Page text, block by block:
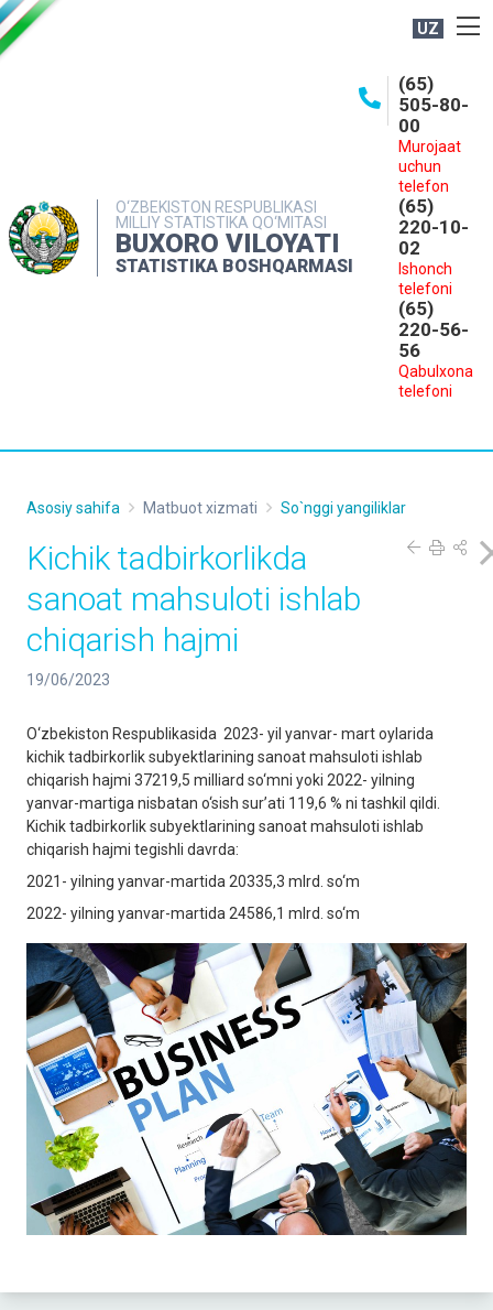
UZ
O‘ZBEKISTON RESPUBLIKASI
MILLIY STATISTIKA QO‘MITASI
BUXORO VILOYATI
STATISTIKA BOSHQARMASI
(65)
505-80-
00
Murojaat
uchun
telefon
(65)
220-10-
02
Ishonch
telefoni
(65)
220-56-
56
Qabulxona
telefoni
MATBUOT XIZMATI
MUROJAATLAR
Asosiy sahifa Matbuot xizmati So`nggi yangiliklar
Kichik tadbirkorlikda
sanoat mahsuloti ishlab
chiqarish hajmi
19/06/2023
O‘zbekiston Respublikasida 2023- yil yanvar- mart oylarida
kichik tadbirkorlik subyektlarining sanoat mahsuloti ishlab
chiqarish hajmi 37219,5 milliard so‘mni yoki 2022- yilning
yanvar-martiga nisbatan o‘sish sur’ati 119,6 % ni tashkil qildi.
Kichik tadbirkorlik subyektlarining sanoat mahsuloti ishlab
chiqarish hajmi tegishli davrda:
2021- yilning yanvar-martida 20335,3 mlrd. so‘m
2022- yilning yanvar-martida 24586,1 mlrd. so‘m